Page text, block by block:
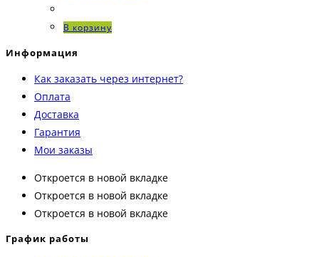
В корзину
Информация
Как заказать через интернет?
Оплата
Доставка
Гарантия
Мои заказы
Откроется в новой вкладке
Откроется в новой вкладке
Откроется в новой вкладке
График работы